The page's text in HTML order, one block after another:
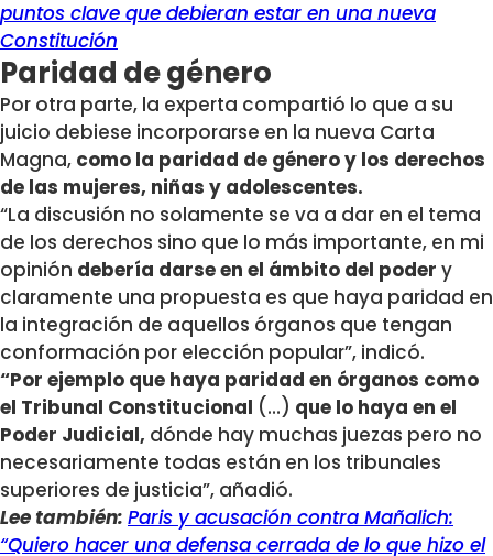
puntos clave que debieran estar en una nueva
Constitución
Paridad de género
Por otra parte, la experta compartió lo que a su
juicio debiese incorporarse en la nueva Carta
Magna, como la paridad de género y los derechos
de las mujeres, niñas y adolescentes.
“La discusión no solamente se va a dar en el tema
de los derechos sino que lo más importante, en mi
opinión debería darse en el ámbito del poder y
claramente una propuesta es que haya paridad en
la integración de aquellos órganos que tengan
conformación por elección popular”, indicó.
“Por ejemplo que haya paridad en órganos como
el Tribunal Constitucional (…) que lo haya en el
Poder Judicial, dónde hay muchas juezas pero no
necesariamente todas están en los tribunales
superiores de justicia”, añadió.
Lee también: Paris y acusación contra Mañalich:
“Quiero hacer una defensa cerrada de lo que hizo el